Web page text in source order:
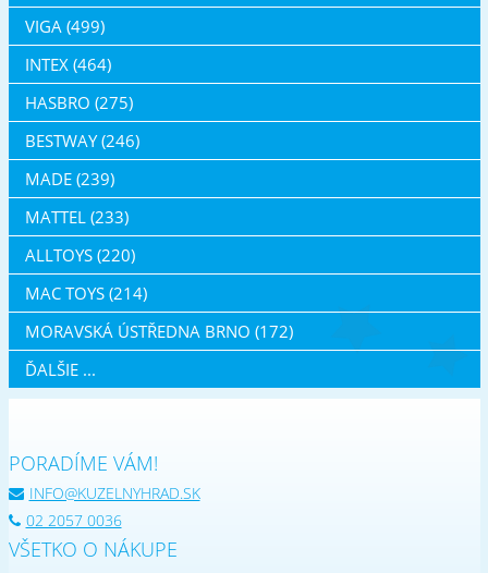
VIGA (499)
INTEX (464)
HASBRO (275)
BESTWAY (246)
MADE (239)
MATTEL (233)
ALLTOYS (220)
MAC TOYS (214)
MORAVSKÁ ÚSTŘEDNA BRNO (172)
ĎALŠIE ...
PORADÍME VÁM!
INFO@KUZELNYHRAD.SK
02 2057 0036
VŠETKO O NÁKUPE